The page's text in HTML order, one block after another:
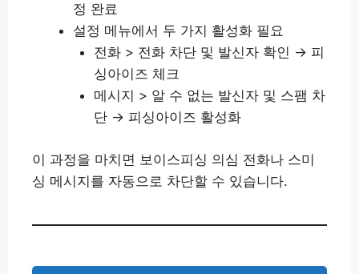
정 완료
설정 메뉴에서 두 가지 활성화 필요
전화 > 전화 차단 및 발신자 확인 → 피
싱아이즈 체크
메시지 > 알 수 없는 발신자 및 스팸 차
단 → 피싱아이즈 활성화
이 과정을 마치면 보이스피싱 의심 전화나 스미
싱 메시지를 자동으로 차단할 수 있습니다.